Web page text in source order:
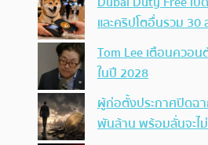
และคริปโตอื่นรวม 30
Tom Lee เตือนควอน
ในปี 2028
ผู้ก่อตั้งประกาศปิดฉ
พันล้าน พร้อมลั่นจะไ